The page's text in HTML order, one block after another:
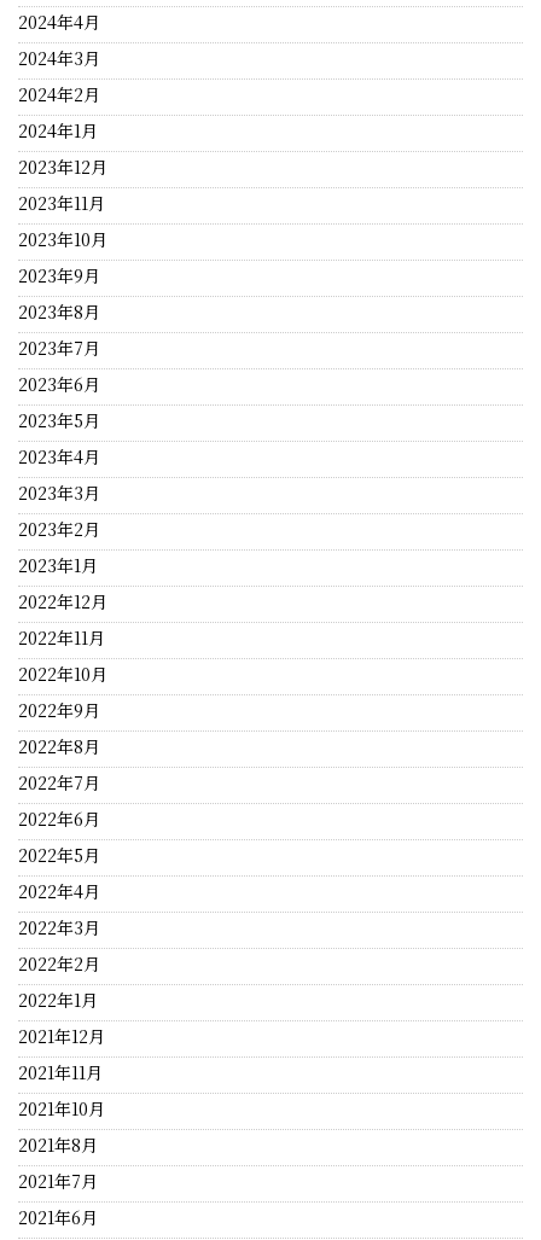
2024年4月
2024年3月
2024年2月
2024年1月
2023年12月
2023年11月
2023年10月
2023年9月
2023年8月
2023年7月
2023年6月
2023年5月
2023年4月
2023年3月
2023年2月
2023年1月
2022年12月
2022年11月
2022年10月
2022年9月
2022年8月
2022年7月
2022年6月
2022年5月
2022年4月
2022年3月
2022年2月
2022年1月
2021年12月
2021年11月
2021年10月
2021年8月
2021年7月
2021年6月